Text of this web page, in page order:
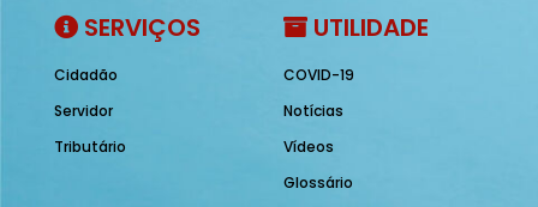
SERVIÇOS
Cidadão
Servidor
Tributário
UTILIDADE
COVID-19
Notícias
Vídeos
Glossário